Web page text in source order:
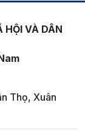
HỘI VÀ DÂN
Thọ, Xuân